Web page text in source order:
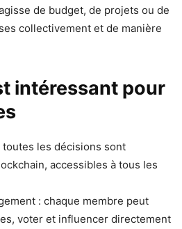
de budget, de projets ou de
collectivement et de manière
intéressant pour
les décisions sont
accessibles à tous les
: chaque membre peut
voter et influencer directement